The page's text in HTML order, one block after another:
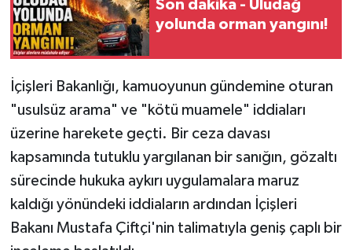
Son dakika - Uludağ
yolunda orman yangını!
​İçişleri Bakanlığı, kamuoyunun gündemine oturan
"usulsüz arama" ve "kötü muamele" iddiaları
üzerine harekete geçti. Bir ceza davası
kapsamında tutuklu yargılanan bir sanığın, gözaltı
sürecinde hukuka aykırı uygulamalara maruz
kaldığı yönündeki iddiaların ardından İçişleri
Bakanı Mustafa Çiftçi'nin talimatıyla geniş çaplı bir